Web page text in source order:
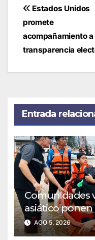
Navegación
de
entradas
Estados Unidos
promete
acompañamiento a
transparencia
Entrada
Comunidades
asiático
protocolos de
inundaciones
AGO 5, 2026